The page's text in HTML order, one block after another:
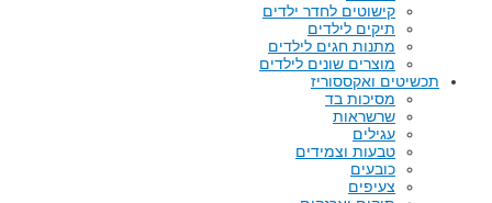
קישוטים לחדר ילדים
תיקים לילדים
מתנות חגים לילדים
מוצרים שונים לילדים
תכשיטים ואקססוריז
מסיכות בד
שרשראות
עגילים
טבעות וצמידים
כובעים
צעיפים